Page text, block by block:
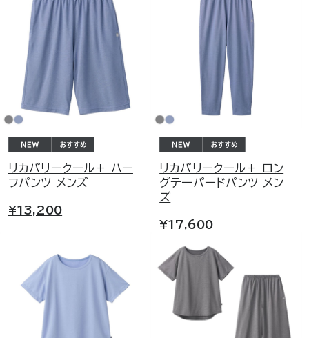
リカバリークール＋ ハー
フパンツ メンズ
¥13,200
リカバリークール＋ ロン
グテーパードパンツ メン
ズ
¥17,600